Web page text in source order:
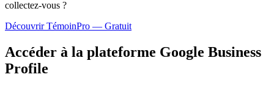
collectez-vous ?
Découvrir TémoinPro — Gratuit
Accéder à la plateforme Google Business
Profile